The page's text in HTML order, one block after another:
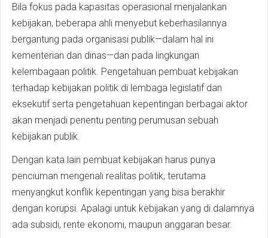
Bila fokus pada kapasitas operasional menjalankan
kebijakan, beberapa ahli menyebut keberhasilannya
bergantung pada organisasi publik—dalam hal ini
kementerian dan dinas—dan pada lingkungan
kelembagaan politik. Pengetahuan pembuat kebijakan
terhadap kebijakan politik di lembaga legislatif dan
eksekutif serta pengetahuan kepentingan berbagai aktor
akan menjadi penentu penting perumusan sebuah
kebijakan publik.
Dengan kata lain pembuat kebijakan harus punya
penciuman mengenali realitas politik, terutama
menyangkut konflik kepentingan yang bisa berakhir
dengan korupsi. Apalagi untuk kebijakan yang di dalamnya
ada subsidi, rente ekonomi, maupun anggaran besar.